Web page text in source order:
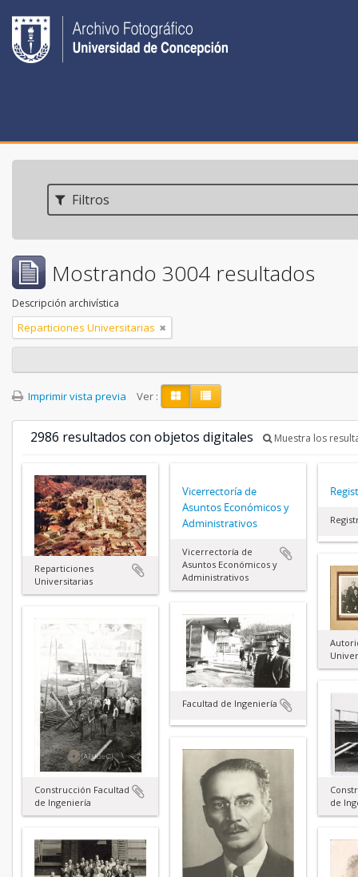
Filtros
Mostrando 3004 resultados
Descripción archivística
Reparticiones Universitarias
Imprimir vista previa Ver :
2986 resultados con objetos digitales Muestra los
Reparticiones
Universitarias
Vicerrectoría de
Asuntos Económicos y
Administrativos
Vicerrectoría de
Asuntos Económicos y
Administrativos
Facultad de Ingeniería
Construcción Facultad
de Ingeniería
de